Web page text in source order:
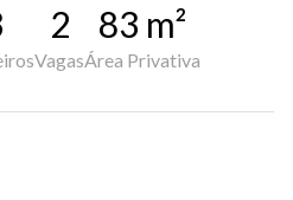
2
Vagas
83 m²
Área Privativa